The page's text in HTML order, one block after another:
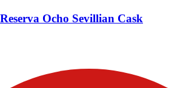
Ocho Sevillian Cask